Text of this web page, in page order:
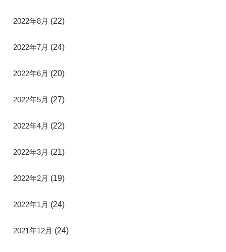
2022年8月 (22)
2022年7月 (24)
2022年6月 (20)
2022年5月 (27)
2022年4月 (22)
2022年3月 (21)
2022年2月 (19)
2022年1月 (24)
2021年12月 (24)